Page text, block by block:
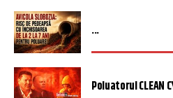
...
Poluatorul CLEAN